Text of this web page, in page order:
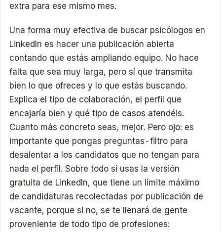
extra para ese mismo mes.
Una forma muy efectiva de buscar psicólogos en
LinkedIn es hacer una publicación abierta
contando que estás ampliando equipo. No hace
falta que sea muy larga, pero sí que transmita
bien lo que ofreces y lo que estás buscando.
Explica el tipo de colaboración, el perfil que
encajaría bien y qué tipo de casos atendéis.
Cuanto más concreto seas, mejor. Pero ojo: es
importante que pongas preguntas-filtro para
desalentar a los candidatos que no tengan para
nada el perfil. Sobre todo si usas la versión
gratuita de LinkedIn, que tiene un límite máximo
de candidaturas recolectadas por publicación de
vacante, porque si no, se te llenará de gente
proveniente de todo tipo de profesiones: